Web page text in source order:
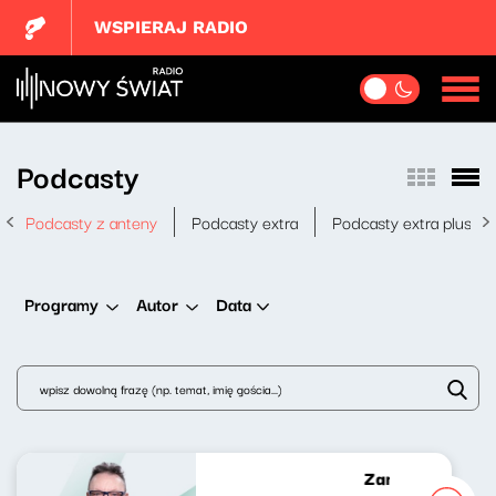
WSPIERAJ RADIO
Podcasty
Podcasty z anteny Podcasty extra Podcasty extra plus
Programy Autor Data
Zamach na